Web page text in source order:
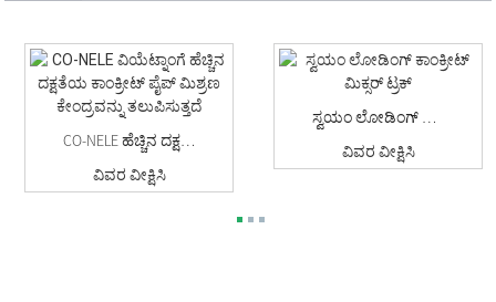
CO-NELE ಹೆಚ್ಚಿನ ದಕ್ಷತೆಯ ಕಾಂಕ್ರೀಟ್ ಪೈಪ್ ಅನ್ನು ನೀಡುತ್ತದೆ ...
ವಿವರ ವೀಕ್ಷಿಸಿ
ಸ್ವಯಂ ಲೋಡಿಂಗ್ ಕಾಂಕ್ರೀಟ್ ಮಿಕ್ಸರ್ ಟ್ರಕ್
ವಿವರ ವೀಕ್ಷಿಸಿ